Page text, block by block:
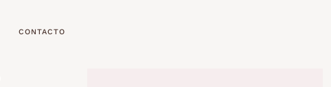
CONTACTO